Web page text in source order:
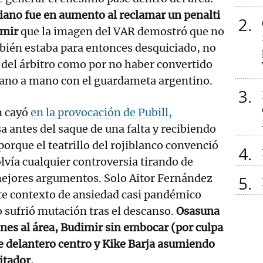
fue en aumento al reclamar un penalti
que la imagen del VAR demostró que no
estaba para entonces desquiciado, no
árbitro como por no haber convertido
a mano con el guardameta argentino.
cayó en la provocación de Pubill,
antes del saque de una falta y recibiendo
el teatrillo del rojiblanco convenció
cualquier controversia tirando de
argumentos. Solo Aitor Fernández
contexto de ansiedad casi pandémico
sufrió mutación tras el descanso. Osasuna
al área, Budimir sin embocar (por culpa
delantero centro y Kike Barja asumiendo
2
3
4
5